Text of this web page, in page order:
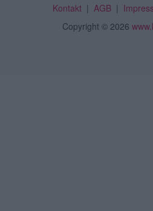
Kontakt| AGB|
Copyright © 2026